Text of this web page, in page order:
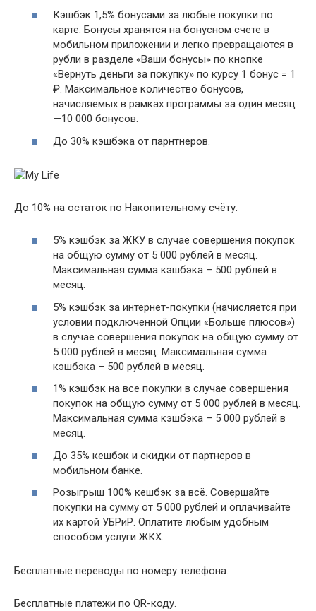
Кэшбэк 1,5% бонусами за любые покупки по
карте. Бонусы хранятся на бонусном счете в
мобильном приложении и легко превращаются в
рубли в разделе «Ваши бонусы» по кнопке
«Вернуть деньги за покупку» по курсу 1 бонус = 1
₽. Максимальное количество бонусов,
начисляемых в рамках программы за один месяц
—10 000 бонусов.
До 30% кэшбэка от парнтнеров.
До 10% на остаток по Накопительному счёту.
5% кэшбэк за ЖКУ в случае совершения покупок
на общую сумму от 5 000 рублей в месяц.
Максимальная сумма кэшбэка – 500 рублей в
месяц.
5% кэшбэк за интернет-покупки (начисляется при
условии подключенной Опции «Больше плюсов»)
в случае совершения покупок на общую сумму от
5 000 рублей в месяц. Максимальная сумма
кэшбэка – 500 рублей в месяц.
1% кэшбэк на все покупки в случае совершения
покупок на общую сумму от 5 000 рублей в месяц.
Максимальная сумма кэшбэка – 5 000 рублей в
месяц.
До 35% кешбэк и скидки от партнеров в
мобильном банке.
Розыгрыш 100% кешбэк за всё. Совершайте
покупки на сумму от 5 000 рублей и оплачивайте
их картой УБРиР. Оплатите любым удобным
способом услуги ЖКХ.
Бесплатные переводы по номеру телефона.
Бесплатные платежи по QR-коду.